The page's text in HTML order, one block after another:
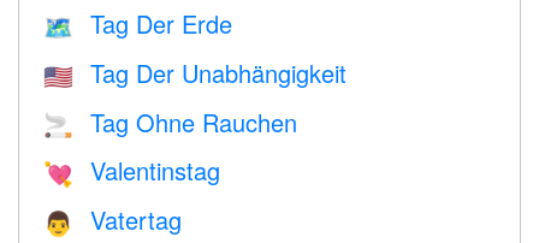
🗺️ Tag Der Erde
🇺🇸 Tag Der Unabhängigkeit
🚬 Tag Ohne Rauchen
💘 Valentinstag
👨 Vatertag